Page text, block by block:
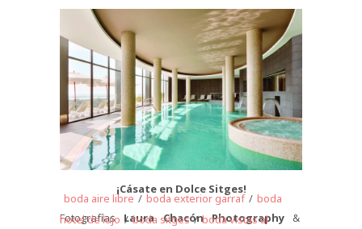
¡Cásate en Dolce Sitges!
Fotografías Laura Chacón Photography&
boda aire libre / boda exterior garraf / boda
hotel de lujo / boda sitges / boda vistas al